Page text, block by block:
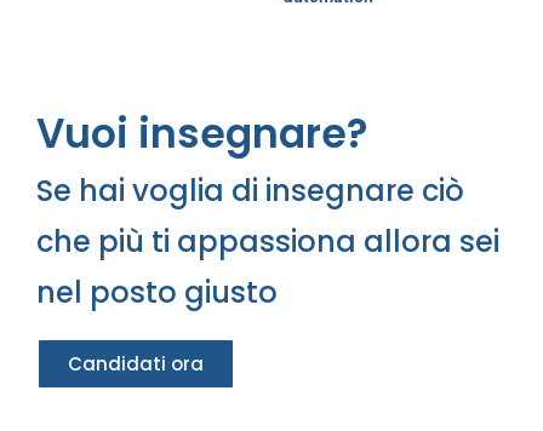
Vuoi insegnare?
Se hai voglia di insegnare ciò
che più ti appassiona allora sei
nel posto giusto
Candidati ora